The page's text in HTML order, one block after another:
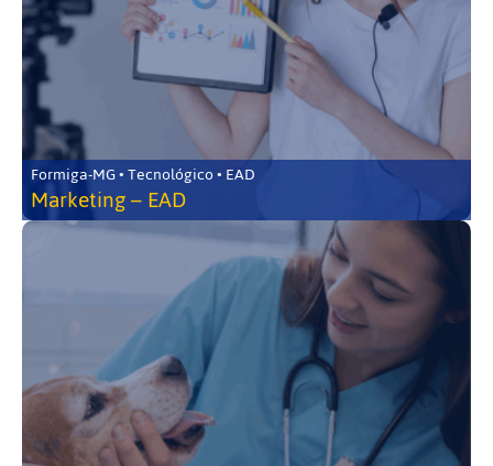
Formiga-MG • Tecnológico • EAD
Marketing – EAD